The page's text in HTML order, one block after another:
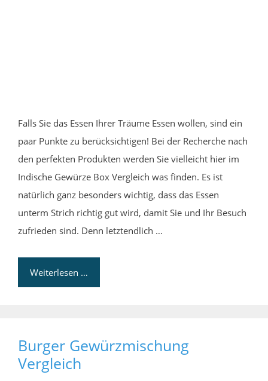
Falls Sie das Essen Ihrer Träume Essen wollen, sind ein
paar Punkte zu berücksichtigen! Bei der Recherche nach
den perfekten Produkten werden Sie vielleicht hier im
Indische Gewürze Box Vergleich was finden. Es ist
natürlich ganz besonders wichtig, dass das Essen
unterm Strich richtig gut wird, damit Sie und Ihr Besuch
zufrieden sind. Denn letztendlich …
Weiterlesen …
Burger Gewürzmischung
Vergleich